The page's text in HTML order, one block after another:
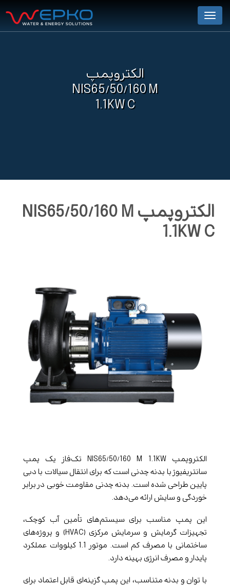
Menu
الکتروپمپ
NIS65/50/160 M
1.1KW C
الکتروپمپ NIS65/50/160 M
1.1KW C
الکتروپمپ NIS65/50/160 M 1.1KW تک‌فاز یک پمپ
سانتریفیوژ با بدنه چدنی است که برای انتقال سیالات با دبی
پایین طراحی شده است. بدنه چدنی مقاومت خوبی در برابر
خوردگی و سایش ارائه می‌دهد.
این پمپ مناسب برای سیستم‌های تأمین آب کوچک،
تجهیزات گرمایش و سرمایش مرکزی (HVAC) و پروژه‌های
ساختمانی با مصرف کم است. موتور 1.1 کیلووات عملکرد
پایدار و مصرف انرژی بهینه دارد.
با توان و بدنه متناسب، این پمپ گزینه‌ای قابل اعتماد برای